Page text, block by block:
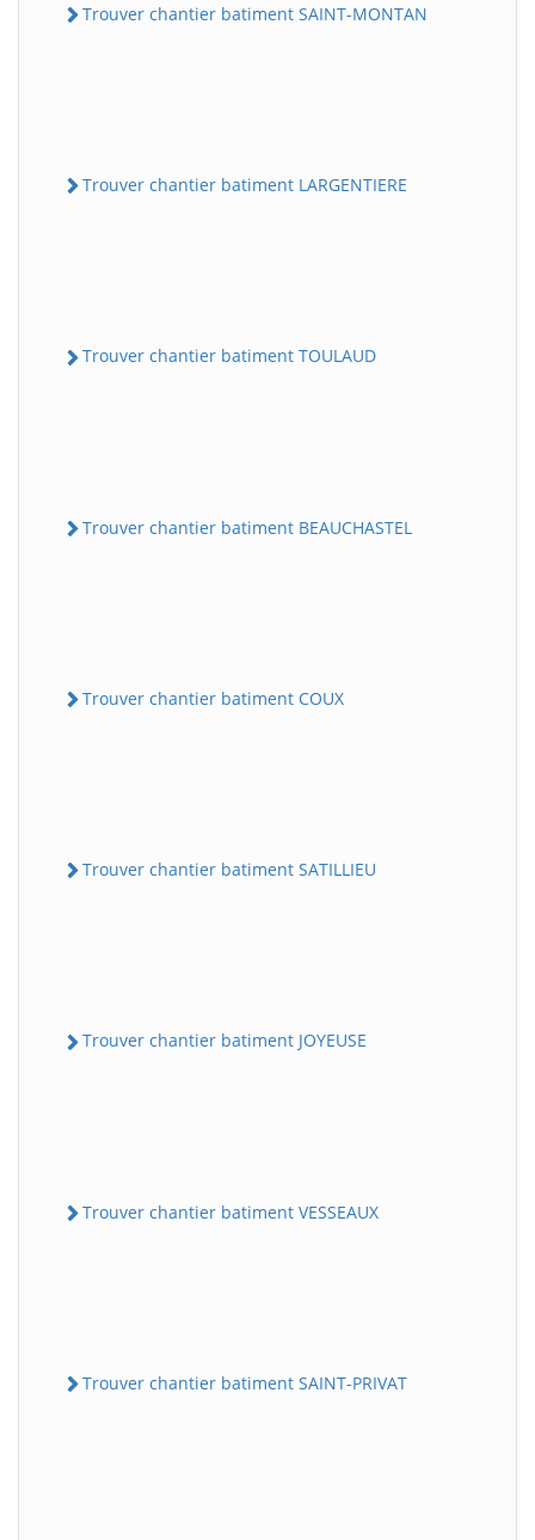
Trouver chantier batiment SAINT-MONTAN
Trouver chantier batiment LARGENTIERE
Trouver chantier batiment TOULAUD
Trouver chantier batiment BEAUCHASTEL
Trouver chantier batiment COUX
Trouver chantier batiment SATILLIEU
Trouver chantier batiment JOYEUSE
Trouver chantier batiment VESSEAUX
Trouver chantier batiment SAINT-PRIVAT